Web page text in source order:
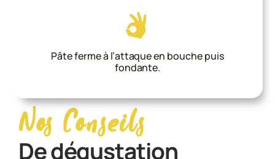
Pâte ferme à l’attaque en bouche puis
fondante.
Nos Conseils
De dégustation